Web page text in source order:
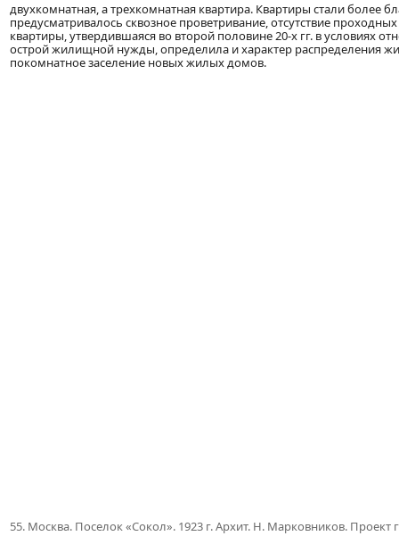
двухкомнатная, а трехкомнатная квартира. Квартиры стали более
предусматривалось сквозное проветривание, отсутствие
квартиры, утвердившаяся во второй половине 20-х гг. в условиях
острой жилищной нужды, определила и характер распределения
покомнатное заселение новых жилых домов.
55. Москва. Поселок «Сокол». 1923 г. Архит. Н. Марковников. Проект